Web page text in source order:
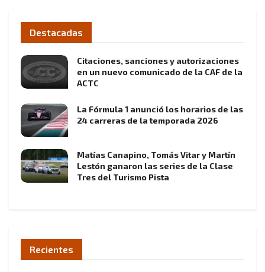
Destacadas
Citaciones, sanciones y autorizaciones
en un nuevo comunicado de la CAF de la
ACTC
La Fórmula 1 anunció los horarios de las
24 carreras de la temporada 2026
Matías Canapino, Tomás Vitar y Martín
Lestón ganaron las series de la Clase
Tres del Turismo Pista
Recientes